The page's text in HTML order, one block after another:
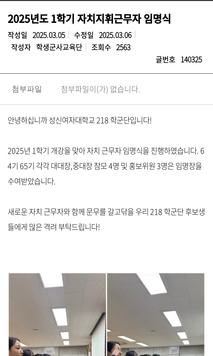
2025년도 1학기 자치지휘근무자 임명식
작성일 2025.03.05 수정일 2025.03.06
작성자 학생군사교육단 조회수 2563
글번호 140325
첨부파일 첨부파일이(가) 없습니다.
안녕하십니까 성신여자대학교 218 학군단입니다!
2025년 1학기 개강을 맞아 자치 근무자 임명식을 진행하였습니다. 6
4기 65기 각각 대대장,중대장 참모 4명 및 홍보위원 3명은 임명장을
수여받았습니다.
새로운 자치 근무자와 함께 문무를 갈고닦을 우리 218 학군단후보생
들에게 많은 격려 부탁드립니다!